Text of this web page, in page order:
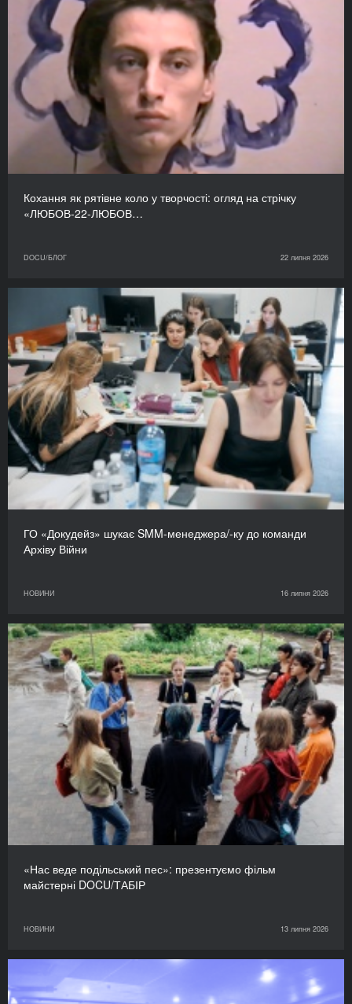
Кохання як рятівне коло у творчості: огляд на стрічку
«ЛЮБОВ-22-ЛЮБОВ…
DOCU/БЛОГ 22 липня 2026
ГО «Докудейз» шукає SMM-менеджера/-ку до команди
Архіву Війни
НОВИНИ 16 липня 2026
«Нас веде подільський пес»: презентуємо фільм
майстерні DOCU/ТАБІР
НОВИНИ 13 липня 2026